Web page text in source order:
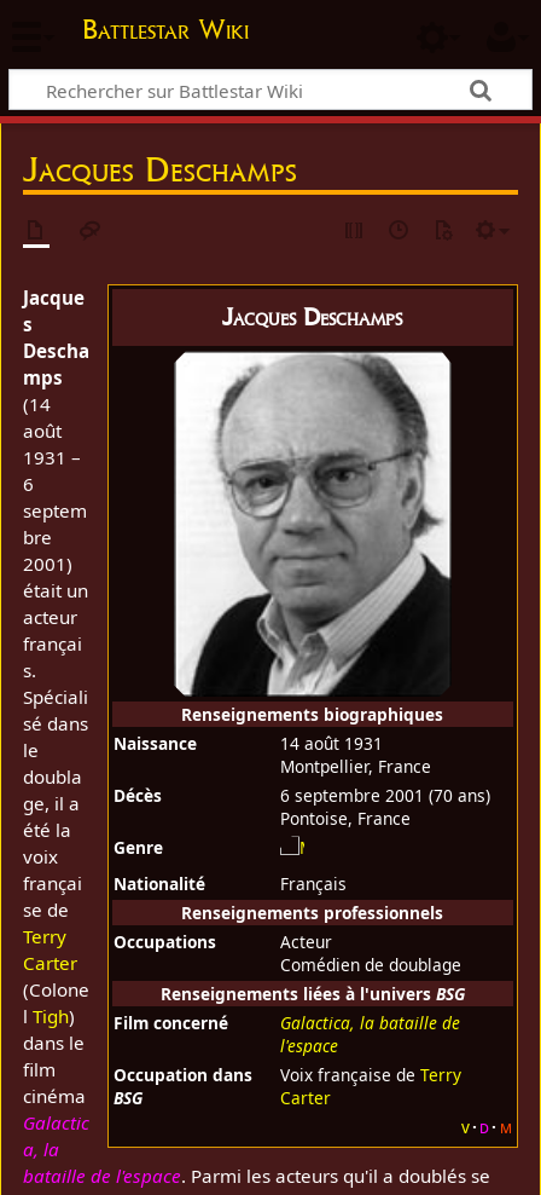
Battlestar Wiki
Jacques Deschamps
Jacques Deschamps
Renseignements biographiques
Naissance
14 août 1931
Montpellier, France
Décès
6 septembre 2001 (70 ans)
Pontoise, France
Genre
Nationalité
Français
Renseignements professionnels
Occupations
Acteur
Comédien de doublage
Renseignements liées à l'univers BSG
Film concerné
Galactica, la bataille de
l'espace
Occupation dans
BSG
Voix française de Terry
Carter
v d m
Jacque
s
Descha
mps
(14
août
1931 –
6
septem
bre
2001)
était un
acteur
françai
s.
Spéciali
sé dans
le
doubla
ge, il a
été la
voix
françai
se de
Terry
Carter
(Colone
lTigh)
dans le
film
cinéma
Galactic
a, la
bataille de l'espace. Parmi les acteurs qu'il a doublés se